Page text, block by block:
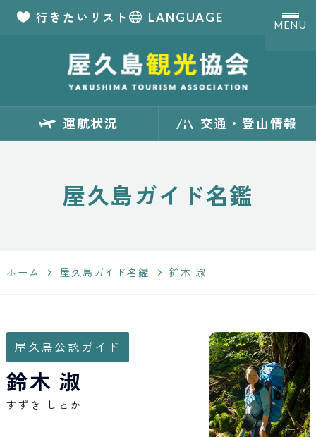
【公式】屋久島観
遺産「屋久島」の
行きたいリスト LANGUAGE
MENU
運航状況 交通・登山情報
屋久島ガイド名鑑
ホーム 屋久島ガイド名鑑 鈴木 淑
屋久島公認ガイド
鈴木 淑
すずき しとか